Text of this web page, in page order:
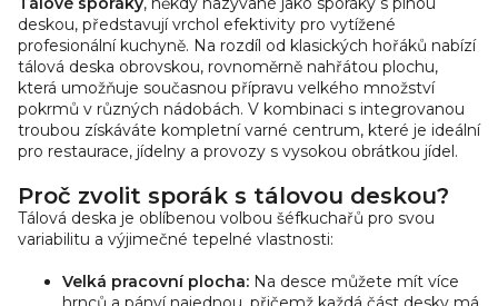
d
a
c
í
p
r
v
y
v
ý
p
i
deskou, představují vrchol efektivity pro vytížené
profesionální kuchyně. Na rozdíl od klasických hořáků nabízí
tálová deska obrovskou, rovnoměrně nahřátou plochu,
která umožňuje současnou přípravu velkého množství
pokrmů v různých nádobách. V kombinaci s integrovanou
troubou získáváte kompletní varné centrum, které je ideální
pro restaurace, jídelny a provozy s vysokou obrátkou jídel.
Proč zvolit sporák s tálovou deskou?
Tálová deska je oblíbenou volbou šéfkuchařů pro svou
variabilitu a výjimečné tepelné vlastnosti:
Velká pracovní plocha: Na desce můžete mít více